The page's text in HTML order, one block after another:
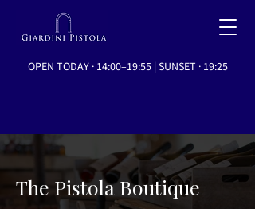
OPEN TODAY · 14:00–19:55 | SUNSET · 19:25
The Pistola Boutique